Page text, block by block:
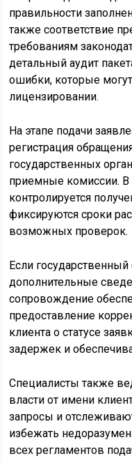
правильности
также соответствие
требованиям
детальный аудит
ошибки, которые
лицензировании.
На этапе подачи
регистрация
государственных
приемные комиссии.
контролируется
фиксируются сроки
возможных проверок.
Если
дополнительные
сопровождение
предоставление
клиента о статусе
задержек и
Специалисты также
власти от имени
запросы и
избежать
всех регламентов